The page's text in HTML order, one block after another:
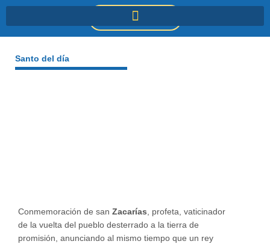
DONACIONES
Santo del día
Conmemoración de san Zacarías, profeta, vaticinador
de la vuelta del pueblo desterrado a la tierra de
promisión, anunciando al mismo tiempo que un rey